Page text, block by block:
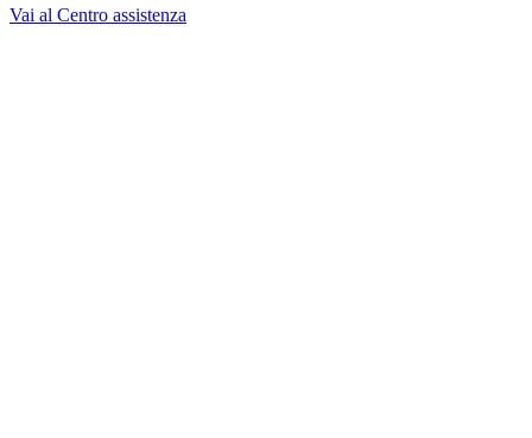
Vai al Centro assistenza